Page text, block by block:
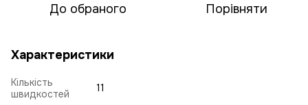
До обраного Порівняти
Характеристики
Кількість
швидкостей
11